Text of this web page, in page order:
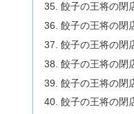
餃子の王将の閉
餃子の王将の閉
餃子の王将の閉
餃子の王将の閉
餃子の王将の閉
餃子の王将の閉